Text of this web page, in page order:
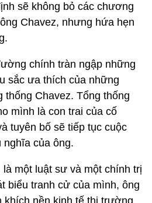
sẽ không bỏ các chương
Chavez, nhưng hứa hẹn
chính tràn ngập những
sắc ưa thích của những
thống Chavez. Tổng thống
mình là con trai của cố
tuyên bố sẽ tiếp tục cuộc
nghĩa của ông.
một luật sư và một chính trị
biểu tranh cử của mình, ông
khích nền kinh tế thị trường